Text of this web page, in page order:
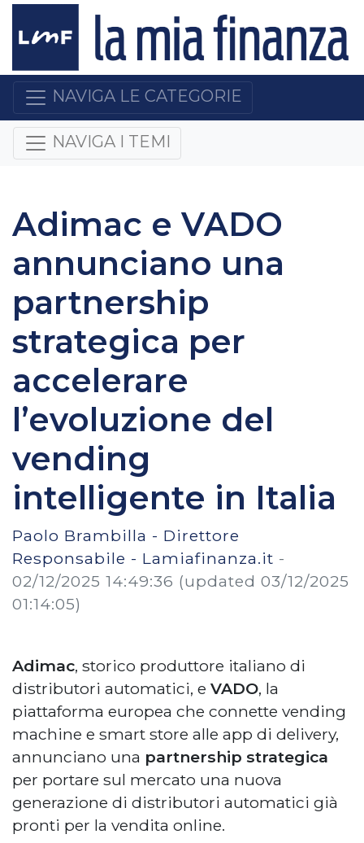
NAVIGA LE CATEGORIE
NAVIGA I TEMI
Adimac e VADO
annunciano una
partnership
strategica per
accelerare
l’evoluzione del
vending
intelligente in Italia
Paolo Brambilla - Direttore
Responsabile - Lamiafinanza.it -
02/12/2025 14:49:36 (updated 03/12/2025
01:14:05)
Adimac, storico produttore italiano di
distributori automatici, e VADO, la
piattaforma europea che connette vending
machine e smart store alle app di delivery,
annunciano una partnership strategica
per portare sul mercato una nuova
generazione di distributori automatici già
pronti per la vendita online.